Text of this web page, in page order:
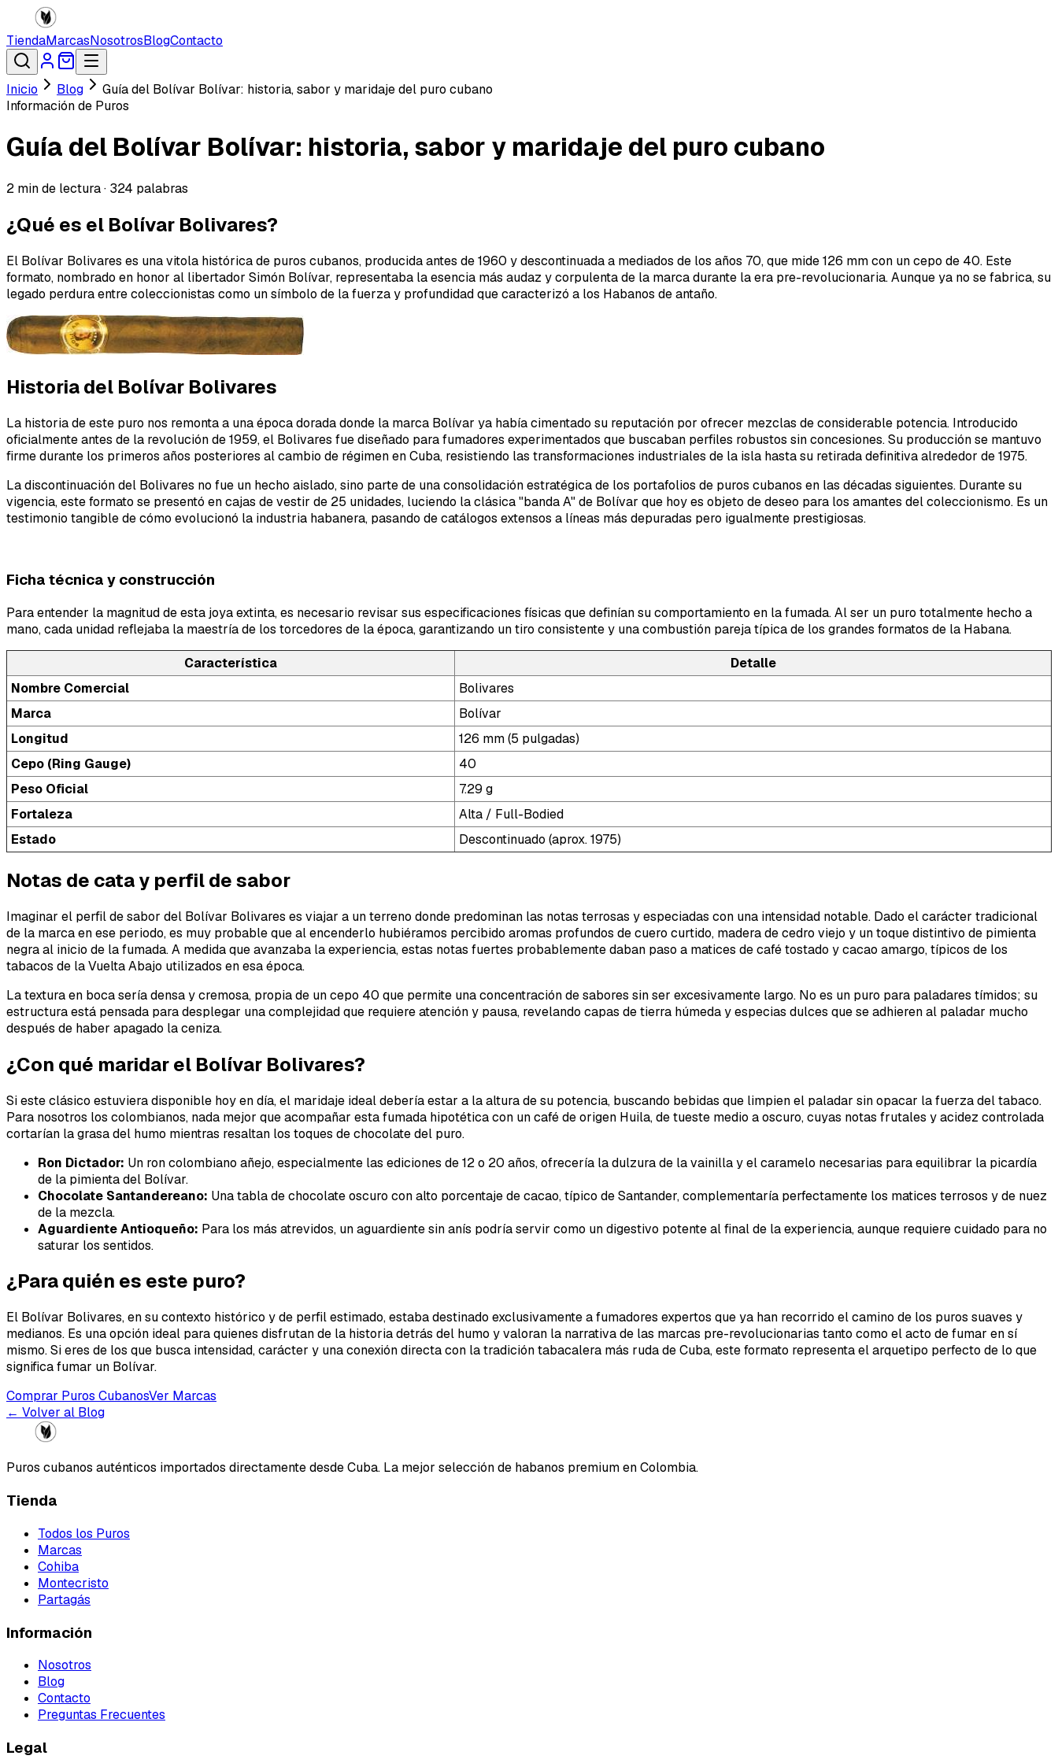
TiendaMarcasNosotrosBlogContacto
Inicio Blog
Guía del Bolívar Bolívar: historia, sabor y maridaje del puro cubano
Información de Puros
Guía del Bolívar Bolívar: historia, sabor y maridaje del puro cubano
2 min de lectura · 324 palabras
¿Qué es el Bolívar Bolivares?
El Bolívar Bolivares es una vitola histórica de puros cubanos, producida antes de 1960 y descontinuada a mediados de los años 70, que mide 126 mm con un cepo de 40. Este
formato, nombrado en honor al libertador Simón Bolívar, representaba la esencia más audaz y corpulenta de la marca durante la era pre-revolucionaria. Aunque ya no se fabrica, su
legado perdura entre coleccionistas como un símbolo de la fuerza y profundidad que caracterizó a los Habanos de antaño.
Historia del Bolívar Bolivares
La historia de este puro nos remonta a una época dorada donde la marca Bolívar ya había cimentado su reputación por ofrecer mezclas de considerable potencia. Introducido
oficialmente antes de la revolución de 1959, el Bolivares fue diseñado para fumadores experimentados que buscaban perfiles robustos sin concesiones. Su producción se mantuvo
firme durante los primeros años posteriores al cambio de régimen en Cuba, resistiendo las transformaciones industriales de la isla hasta su retirada definitiva alrededor de 1975.
La discontinuación del Bolivares no fue un hecho aislado, sino parte de una consolidación estratégica de los portafolios de puros cubanos en las décadas siguientes. Durante su
vigencia, este formato se presentó en cajas de vestir de 25 unidades, luciendo la clásica "banda A" de Bolívar que hoy es objeto de deseo para los amantes del coleccionismo. Es un
testimonio tangible de cómo evolucionó la industria habanera, pasando de catálogos extensos a líneas más depuradas pero igualmente prestigiosas.
Ficha técnica y construcción
Para entender la magnitud de esta joya extinta, es necesario revisar sus especificaciones físicas que definían su comportamiento en la fumada. Al ser un puro totalmente hecho a
mano, cada unidad reflejaba la maestría de los torcedores de la época, garantizando un tiro consistente y una combustión pareja típica de los grandes formatos de la Habana.
Característica
Detalle
Nombre Comercial
Bolivares
Marca
Bolívar
Longitud
126 mm (5 pulgadas)
Cepo (Ring Gauge)
40
Peso Oficial
7.29 g
Fortaleza
Alta / Full-Bodied
Estado
Descontinuado (aprox. 1975)
Notas de cata y perfil de sabor
Imaginar el perfil de sabor del Bolívar Bolivares es viajar a un terreno donde predominan las notas terrosas y especiadas con una intensidad notable. Dado el carácter tradicional
de la marca en ese periodo, es muy probable que al encenderlo hubiéramos percibido aromas profundos de cuero curtido, madera de cedro viejo y un toque distintivo de pimienta
negra al inicio de la fumada. A medida que avanzaba la experiencia, estas notas fuertes probablemente daban paso a matices de café tostado y cacao amargo, típicos de los
tabacos de la Vuelta Abajo utilizados en esa época.
La textura en boca sería densa y cremosa, propia de un cepo 40 que permite una concentración de sabores sin ser excesivamente largo. No es un puro para paladares tímidos; su
estructura está pensada para desplegar una complejidad que requiere atención y pausa, revelando capas de tierra húmeda y especias dulces que se adhieren al paladar mucho
después de haber apagado la ceniza.
¿Con qué maridar el Bolívar Bolivares?
Si este clásico estuviera disponible hoy en día, el maridaje ideal debería estar a la altura de su potencia, buscando bebidas que limpien el paladar sin opacar la fuerza del tabaco.
Para nosotros los colombianos, nada mejor que acompañar esta fumada hipotética con un café de origen Huila, de tueste medio a oscuro, cuyas notas frutales y acidez controlada
cortarían la grasa del humo mientras resaltan los toques de chocolate del puro.
Ron Dictador: Un ron colombiano añejo, especialmente las ediciones de 12 o 20 años, ofrecería la dulzura de la vainilla y el caramelo necesarias para equilibrar la picardía
de la pimienta del Bolívar.
Chocolate Santandereano: Una tabla de chocolate oscuro con alto porcentaje de cacao, típico de Santander, complementaría perfectamente los matices terrosos y de nuez
de la mezcla.
Aguardiente Antioqueño: Para los más atrevidos, un aguardiente sin anís podría servir como un digestivo potente al final de la experiencia, aunque requiere cuidado para no
saturar los sentidos.
¿Para quién es este puro?
El Bolívar Bolivares, en su contexto histórico y de perfil estimado, estaba destinado exclusivamente a fumadores expertos que ya han recorrido el camino de los puros suaves y
medianos. Es una opción ideal para quienes disfrutan de la historia detrás del humo y valoran la narrativa de las marcas pre-revolucionarias tanto como el acto de fumar en sí
mismo. Si eres de los que busca intensidad, carácter y una conexión directa con la tradición tabacalera más ruda de Cuba, este formato representa el arquetipo perfecto de lo que
significa fumar un Bolívar.
Comprar Puros CubanosVer Marcas
← Volver al Blog
Puros cubanos auténticos importados directamente desde Cuba. La mejor selección de habanos premium en Colombia.
Tienda
Todos los Puros
Marcas
Cohiba
Montecristo
Partagás
Información
Nosotros
Blog
Contacto
Preguntas Frecuentes
Legal